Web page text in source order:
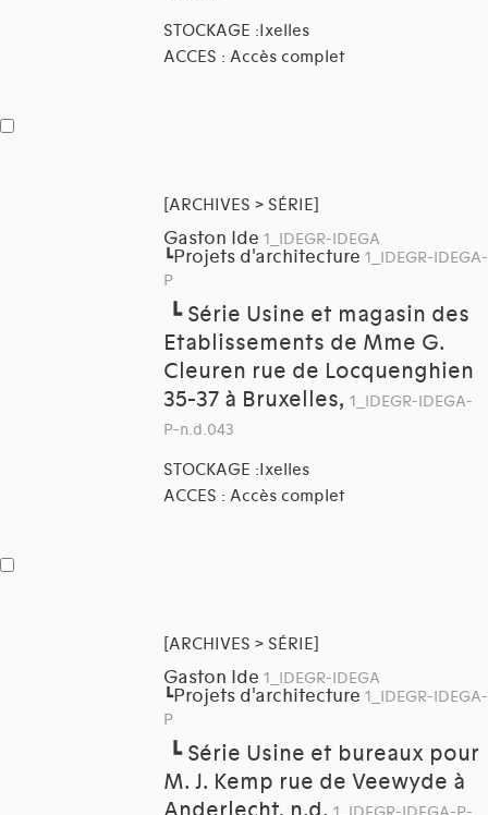
STOCKAGE :Ixelles
ACCES : Accès complet
[ARCHIVES > SÉRIE]
Gaston Ide 1_IDEGR-IDEGA
┗Projets d'architecture 1_IDEGR-IDEGA-
P
┗ Série Usine et magasin des
Etablissements de Mme G.
Cleuren rue de Locquenghien
35-37 à Bruxelles, 1_IDEGR-IDEGA-
P-n.d.043
STOCKAGE :Ixelles
ACCES : Accès complet
[ARCHIVES > SÉRIE]
Gaston Ide 1_IDEGR-IDEGA
┗Projets d'architecture 1_IDEGR-IDEGA-
P
┗ Série Usine et bureaux pour
M. J. Kemp rue de Veewyde à